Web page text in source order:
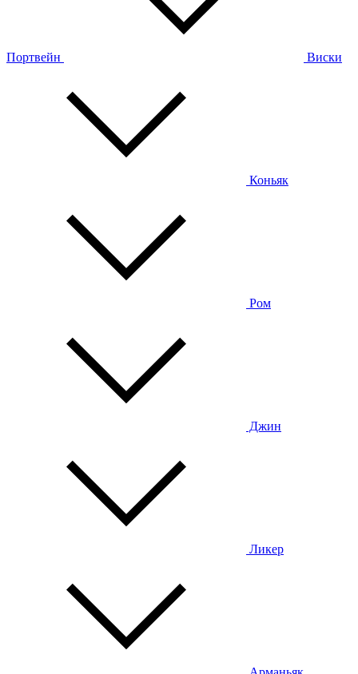
Портвейн Виски
Коньяк
Ром
Джин
Ликер